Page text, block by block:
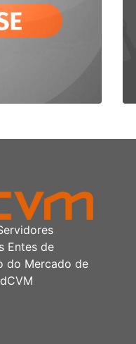
Entes de
do Mercado de